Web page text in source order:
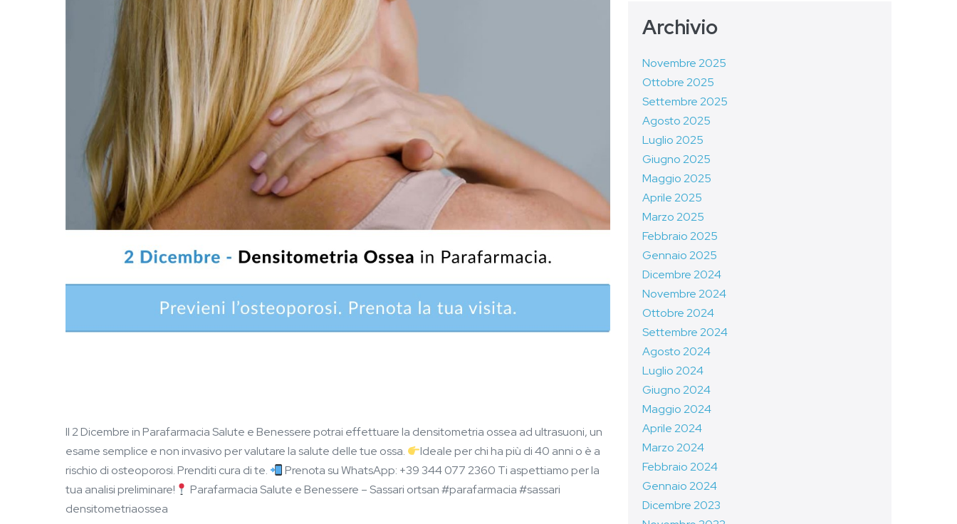
Il 2 Dicembre in Parafarmacia Salute e Benessere potrai effettuare la densitometria ossea ad ultrasuoni, un
esame semplice e non invasivo per valutare la salute delle tue ossa.
Ideale per chi ha più di 40 anni o è a
rischio di osteoporosi. Prenditi cura di te.
Prenota su WhatsApp: +39 344 077 2360 Ti aspettiamo per la
tua analisi preliminare!
Parafarmacia Salute e Benessere – Sassari ortsan #parafarmacia #sassari
densitometriaossea
Archivio
Novembre 2025
Ottobre 2025
Settembre 2025
Agosto 2025
Luglio 2025
Giugno 2025
Maggio 2025
Aprile 2025
Marzo 2025
Febbraio 2025
Gennaio 2025
Dicembre 2024
Novembre 2024
Ottobre 2024
Settembre 2024
Agosto 2024
Luglio 2024
Giugno 2024
Maggio 2024
Aprile 2024
Marzo 2024
Febbraio 2024
Gennaio 2024
Dicembre 2023